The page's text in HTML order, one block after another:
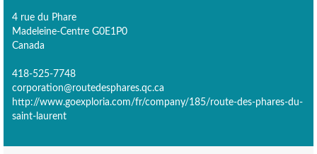
4 rue du Phare
Madeleine-Centre G0E1P0
Canada
418-525-7748
corporation@routedesphares.qc.ca
http://www.goexploria.com/fr/company/185/route-des-phares-du-
saint-laurent